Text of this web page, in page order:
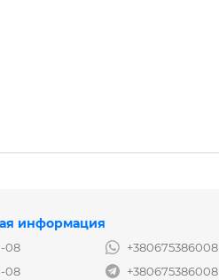
информация
08
08
+380675386008
+380675386008